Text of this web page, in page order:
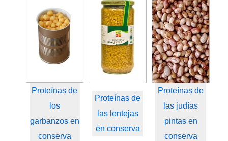
Proteínas de
los
garbanzos en
conserva
Proteínas de
las lentejas
en conserva
Proteínas de
las judías
pintas en
conserva